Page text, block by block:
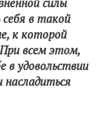
в такой
к которой
всем этом,
в удовольствии
насладиться